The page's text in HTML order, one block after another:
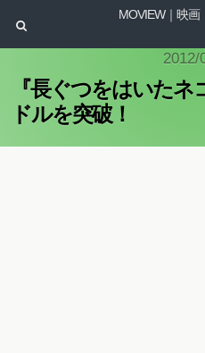
MOVIEW｜映
2012/
『長ぐつをはいたネ
ドルを突破！